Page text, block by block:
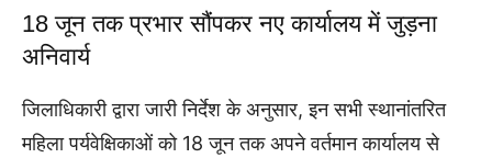
18 जून तक प्रभार सौंपकर नए कार्यालय में जुड़ना
अनिवार्य
जिलाधिकारी द्वारा जारी निर्देश के अनुसार, इन सभी स्थानांतरित
महिला पर्यवेक्षिकाओं को 18 जून तक अपने वर्तमान कार्यालय से